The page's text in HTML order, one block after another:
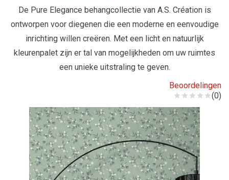
De Pure Elegance behangcollectie van A.S. Création is
ontworpen voor diegenen die een moderne en eenvoudige
inrichting willen creëren. Met een licht en natuurlijk
kleurenpalet zijn er tal van mogelijkheden om uw ruimtes
een unieke uitstraling te geven.
Beoordelingen
(0)